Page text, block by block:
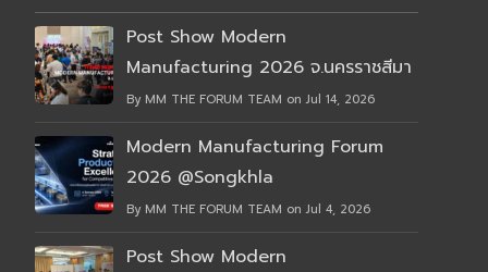
Post Show Modern
Manufacturing 2026 จ.นครราชสีมา
By MM THE FORUM TEAM on Jul 14, 2026
Modern Manufacturing Forum
2026 @Songkhla
By MM THE FORUM TEAM on Jul 4, 2026
Post Show Modern